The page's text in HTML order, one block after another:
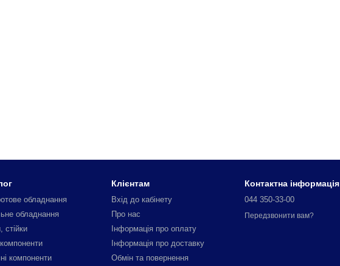
обладнання
обладнання
компоненти
Клієнтам
Вхід до кабінету
Про нас
Інформація про оплату
Інформація про доставку
Обмін та повернення
Контактна інформація
044 350-33-00
Передзвонити вам?